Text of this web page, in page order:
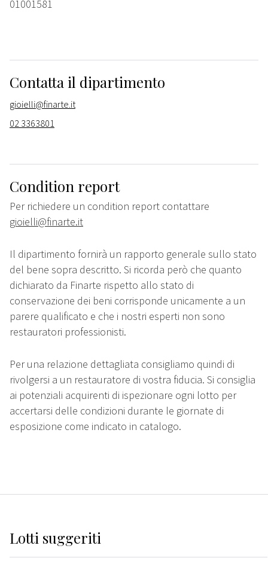
01001581
Contatta il dipartimento
gioielli@finarte.it
02 3363801
Condition report
Per richiedere un condition report contattare
gioielli@finarte.it
Il dipartimento fornirà un rapporto generale sullo stato
del bene sopra descritto. Si ricorda però che quanto
dichiarato da Finarte rispetto allo stato di
conservazione dei beni corrisponde unicamente a un
parere qualificato e che i nostri esperti non sono
restauratori professionisti.
Per una relazione dettagliata consigliamo quindi di
rivolgersi a un restauratore di vostra fiducia. Si consiglia
ai potenziali acquirenti di ispezionare ogni lotto per
accertarsi delle condizioni durante le giornate di
esposizione come indicato in catalogo.
Lotti suggeriti